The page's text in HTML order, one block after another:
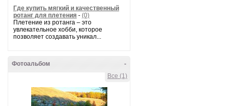
Где купить мягкий и качественный
ротанг для плетения - (0)
Плетение из ротанга – это
увлекательное хобби, которое
позволяет создавать уникал...
-
Фотоальбом
Все (1)